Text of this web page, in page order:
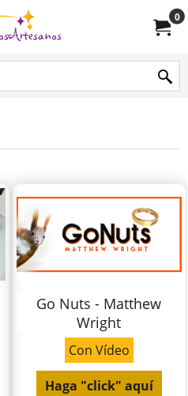
0
Go Nuts - Matthew
Wright
Con Vídeo
Haga "click" aquí